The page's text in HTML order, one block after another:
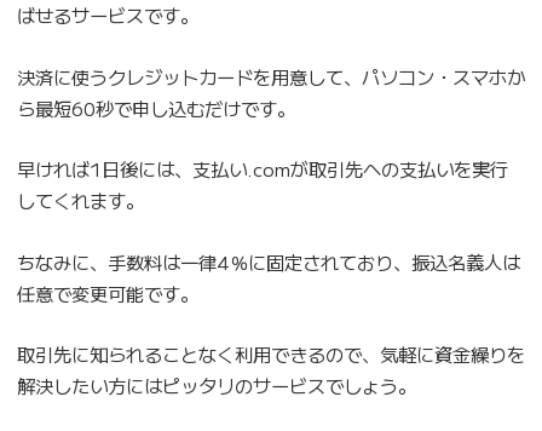
ばせるサービスです。
決済に使うクレジットカードを用意して、パソコン・スマホか
ら最短60秒で申し込むだけです。
早ければ1日後には、支払い.comが取引先への支払いを実行
してくれます。
ちなみに、手数料は一律4％に固定されており、振込名義人は
任意で変更可能です。
取引先に知られることなく利用できるので、気軽に資金繰りを
解決したい方にはピッタリのサービスでしょう。